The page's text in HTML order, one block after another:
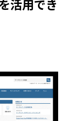
活用でき